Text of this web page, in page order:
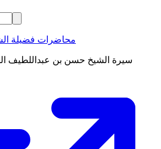
محاضرات فضيلة
سيرة الشيخ حسن بن عبداللطيف